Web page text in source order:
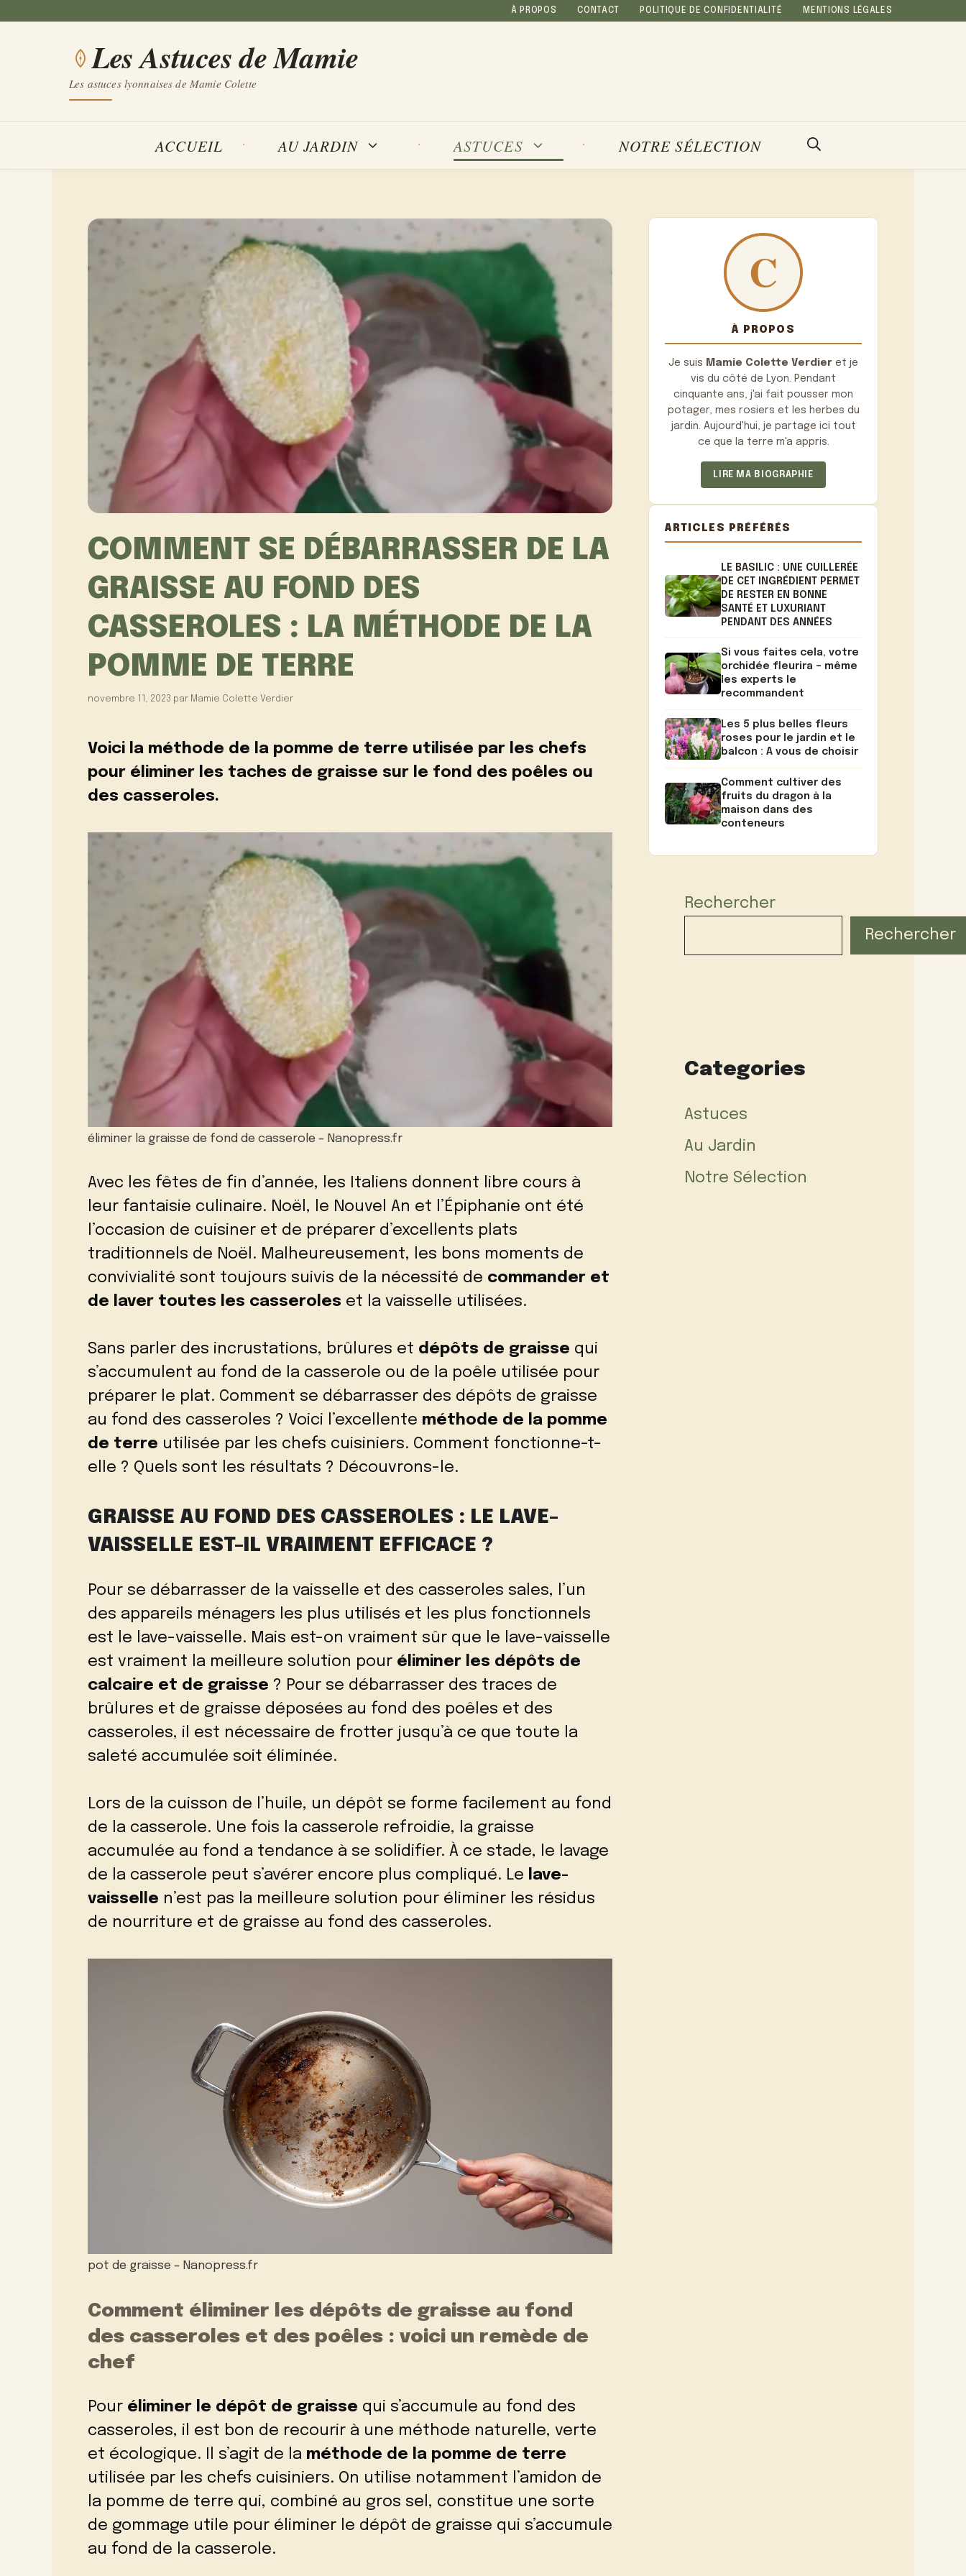
À PROPOS CONTACT POLITIQUE DE CONFIDENTIALITÉ MENTIONS LÉGALES
Les Astuces de Mamie
Les astuces lyonnaises de Mamie Colette
ACCUEIL AU JARDIN ASTUCES NOTRE SÉLECTION
COMMENT SE DÉBARRASSER DE LA
GRAISSE AU FOND DES
CASSEROLES : LA MÉTHODE DE LA
POMME DE TERRE
novembre 11, 2023 par Mamie Colette Verdier
Voici la méthode de la pomme de terre utilisée par les chefs
pour éliminer les taches de graisse sur le fond des poêles ou
des casseroles.
éliminer la graisse de fond de casserole – Nanopress.fr
Avec les fêtes de fin d’année, les Italiens donnent libre cours à
leur fantaisie culinaire. Noël, le Nouvel An et l’Épiphanie ont été
l’occasion de cuisiner et de préparer d’excellents plats
traditionnels de Noël. Malheureusement, les bons moments de
convivialité sont toujours suivis de la nécessité de commander et
de laver toutes les casseroles et la vaisselle utilisées.
Sans parler des incrustations, brûlures et dépôts de graisse qui
s’accumulent au fond de la casserole ou de la poêle utilisée pour
préparer le plat. Comment se débarrasser des dépôts de graisse
au fond des casseroles ? Voici l’excellente méthode de la pomme
de terre utilisée par les chefs cuisiniers. Comment fonctionne-t-
elle ? Quels sont les résultats ? Découvrons-le.
GRAISSE AU FOND DES CASSEROLES : LE LAVE-
VAISSELLE EST-IL VRAIMENT EFFICACE ?
Pour se débarrasser de la vaisselle et des casseroles sales, l’un
des appareils ménagers les plus utilisés et les plus fonctionnels
est le lave-vaisselle. Mais est-on vraiment sûr que le lave-vaisselle
est vraiment la meilleure solution pour éliminer les dépôts de
calcaire et de graisse ? Pour se débarrasser des traces de
brûlures et de graisse déposées au fond des poêles et des
casseroles, il est nécessaire de frotter jusqu’à ce que toute la
saleté accumulée soit éliminée.
Lors de la cuisson de l’huile, un dépôt se forme facilement au fond
de la casserole. Une fois la casserole refroidie, la graisse
accumulée au fond a tendance à se solidifier. À ce stade, le lavage
de la casserole peut s’avérer encore plus compliqué. Le lave-
vaisselle n’est pas la meilleure solution pour éliminer les résidus
de nourriture et de graisse au fond des casseroles.
pot de graisse – Nanopress.fr
Comment éliminer les dépôts de graisse au fond
des casseroles et des poêles : voici un remède de
chef
Pour éliminer le dépôt de graisse qui s’accumule au fond des
casseroles, il est bon de recourir à une méthode naturelle, verte
et écologique. Il s’agit de la méthode de la pomme de terre
utilisée par les chefs cuisiniers. On utilise notamment l’amidon de
la pomme de terre qui, combiné au gros sel, constitue une sorte
de gommage utile pour éliminer le dépôt de graisse qui s’accumule
au fond de la casserole.
À PROPOS
Je suis Mamie Colette Verdier et je
vis du côté de Lyon. Pendant
cinquante ans, j'ai fait pousser mon
potager, mes rosiers et les herbes du
jardin. Aujourd'hui, je partage ici tout
ce que la terre m'a appris.
LIRE MA BIOGRAPHIE
ARTICLES PRÉFÉRÉS
LE BASILIC : UNE CUILLERÉE
DE CET INGRÉDIENT PERMET
DE RESTER EN BONNE
SANTÉ ET LUXURIANT
PENDANT DES ANNÉES
Si vous faites cela, votre
orchidée fleurira – même
les experts le
recommandent
Les 5 plus belles fleurs
roses pour le jardin et le
balcon : A vous de choisir
Comment cultiver des
fruits du dragon à la
maison dans des
conteneurs
Rechercher
Rechercher
Categories
Astuces
Au Jardin
Notre Sélection